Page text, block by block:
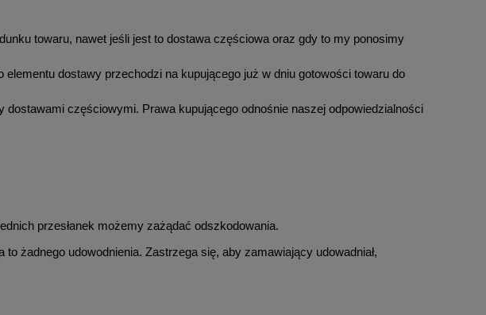
towaru, nawet jeśli jest to dostawa częściowa oraz gdy to my ponosimy
dostawy przechodzi na kupującego już w dniu gotowości towaru do
częściowymi. Prawa kupującego odnośnie naszej odpowiedzialności
przesłanek możemy zażądać odszkodowania.
żadnego udowodnienia. Zastrzega się, aby zamawiający udowadniał,